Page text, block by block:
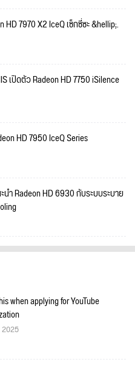
7970 X2 IceQ เซ็กซี่ซะ &hellip;.
เปิดตัว Radeon HD 7750 iSilence
HD 7950 IceQ Series
นำ Radeon HD 6930 กับระบบระบาย
when applying for YouTube
2025